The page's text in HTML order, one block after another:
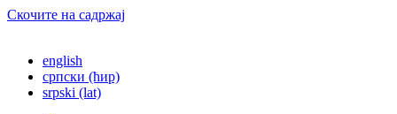
Скочите на садржај
english
српски (ћир)
srpski (lat)